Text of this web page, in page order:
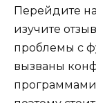
Перейдите
изучите
проблемы с
вызваны